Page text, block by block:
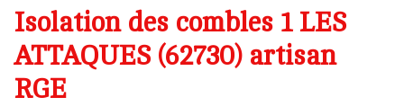
Isolation des combles 1 LES
ATTAQUES (62730) artisan
RGE